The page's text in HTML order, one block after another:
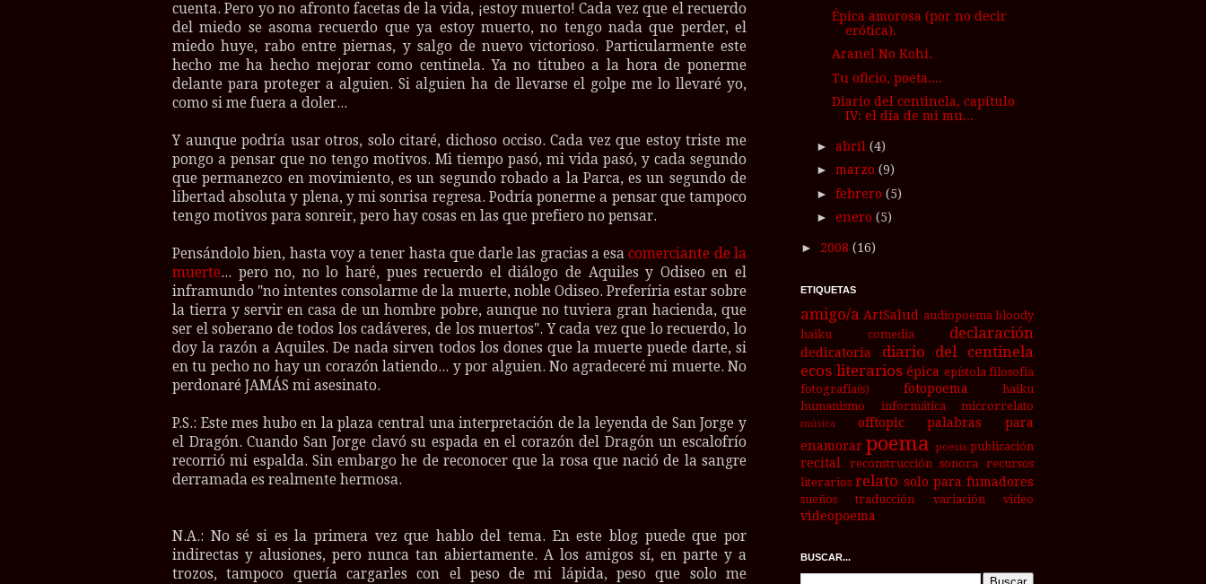
cuenta. Pero yo no afronto facetas de la vida, ¡estoy muerto! Cada vez que el recuerdo
del miedo se asoma recuerdo que ya estoy muerto, no tengo nada que perder, el
miedo huye, rabo entre piernas, y salgo de nuevo victorioso. Particularmente este
hecho me ha hecho mejorar como centinela. Ya no titubeo a la hora de ponerme
delante para proteger a alguien. Si alguien ha de llevarse el golpe me lo llevaré yo,
como si me fuera a doler...
Y aunque podría usar otros, solo citaré, dichoso occiso. Cada vez que estoy triste me
pongo a pensar que no tengo motivos. Mi tiempo pasó, mi vida pasó, y cada segundo
que permanezco en movimiento, es un segundo robado a la Parca, es un segundo de
libertad absoluta y plena, y mi sonrisa regresa. Podría ponerme a pensar que tampoco
tengo motivos para sonreir, pero hay cosas en las que prefiero no pensar.
Pensándolo bien, hasta voy a tener hasta que darle las gracias a esacomerciante de la
muerte... pero no, no lo haré, pues recuerdo el diálogo de Aquiles y Odiseo en el
inframundo "no intentes consolarme de la muerte, noble Odiseo. Preferíria estar sobre
la tierra y servir en casa de un hombre pobre, aunque no tuviera gran hacienda, que
ser el soberano de todos los cadáveres, de los muertos". Y cada vez que lo recuerdo, lo
doy la razón a Aquiles. De nada sirven todos los dones que la muerte puede darte, si
en tu pecho no hay un corazón latiendo... y por alguien. No agradeceré mi muerte. No
perdonaré JAMÁS mi asesinato.
P.S.: Este mes hubo en la plaza central una interpretación de la leyenda de San Jorge y
el Dragón. Cuando San Jorge clavó su espada en el corazón del Dragón un escalofrío
recorrió mi espalda. Sin embargo he de reconocer que la rosa que nació de la sangre
derramada es realmente hermosa.
N.A.: No sé si es la primera vez que hablo del tema. En este blog puede que por
indirectas y alusiones, pero nunca tan abiertamente. A los amigos sí, en parte y a
trozos, tampoco quería cargarles con el peso de mi lápida, peso que solo me
Épica amorosa (por no decir
erótica).
Aranel No Kohi.
Tu oficio, poeta....
Diario del centinela, capítulo
IV: el día de mi mu...
► abril (4)
► marzo (9)
► febrero (5)
► enero (5)
► 2008 (16)
ETIQUETAS
amigo/a ArtSalud audiopoema bloody
haiku
comedia declaración
dedicatoria
diario del centinela
ecos literarios épica epístola filosofía
fotografía(s)
fotopoema
haiku
humanismo
informática microrrelato
música offtopic
palabras para
enamorar poema poesía publicación
recital reconstrucción sonora
recursos
literarios relato solo para fumadores
sueños traducción variación video
videopoema
BUSCAR...